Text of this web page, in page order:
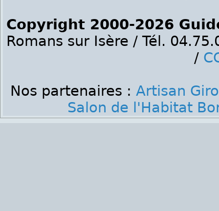
Copyright 2000-2026
Romans sur Isère / Tél.
/
Nos partenaires : Artisan
Salon de l'Habitat